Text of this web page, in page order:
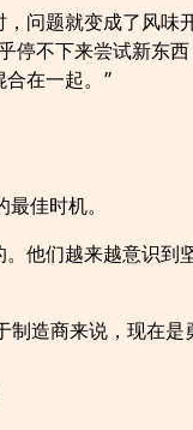
问题就变成了风
停不下来尝试新东
合在一起。”
佳时机。
他们越来越意识到
制造商来说，现在